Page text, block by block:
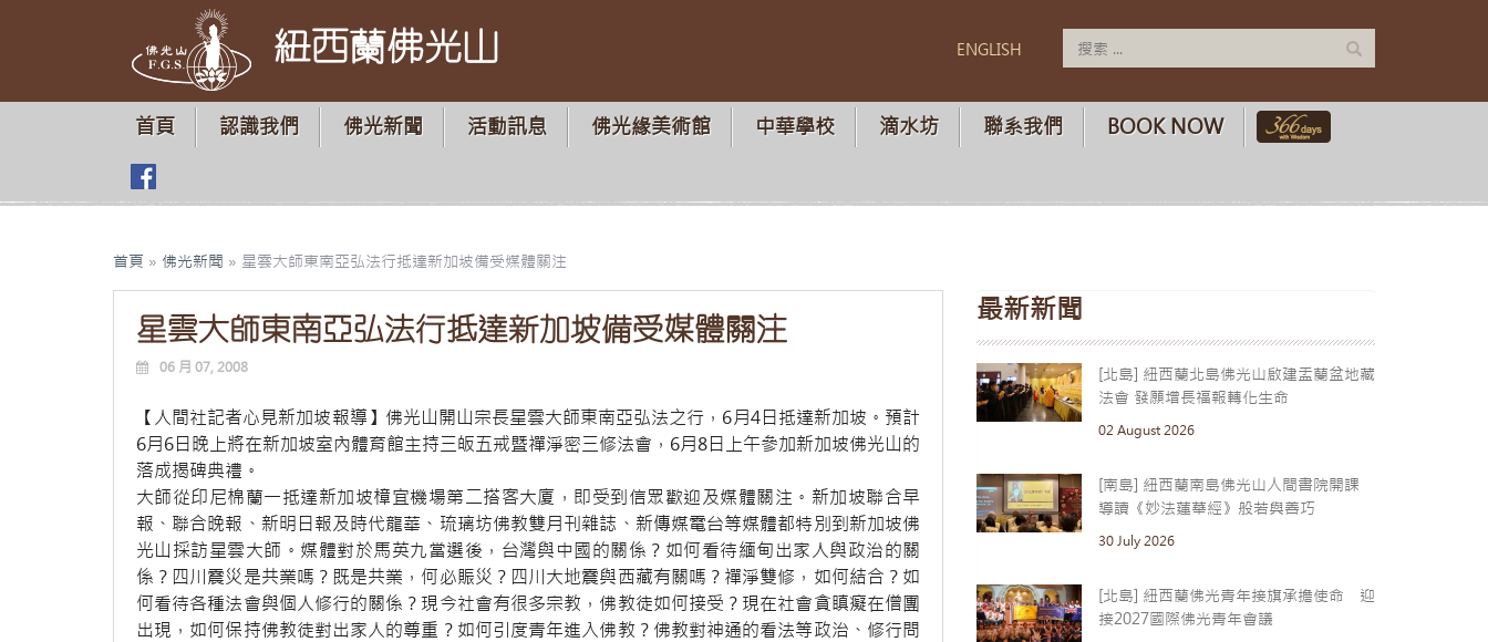
紐西蘭佛光山 ENGLISH
首頁 認識我們 佛光新聞 活動訊息 佛光緣美術館 中華學校 滴水坊 聯系我們 BOOK NOW
首頁 » 佛光新聞 » 星雲大師東南亞弘法行抵達新加坡備受媒體關注
星雲大師東南亞弘法行抵達新加坡備受媒體關注
06 月 07, 2008
【人間社記者心見新加坡報導】佛光山開山宗長星雲大師東南亞弘法之行，6月4日抵達新加坡。預計
6月6日晚上將在新加坡室內體育館主持三皈五戒暨禪淨密三修法會，6月8日上午參加新加坡佛光山的
落成揭碑典禮。
大師從印尼棉蘭一抵達新加坡樟宜機場第二搭客大廈，即受到信眾歡迎及媒體關注。新加坡聯合早
報、聯合晚報、新明日報及時代龍華、琉璃坊佛教雙月刊雜誌、新傳媒電台等媒體都特別到新加坡佛
光山採訪星雲大師。媒體對於馬英九當選後，台灣與中國的關係？如何看待緬甸出家人與政治的關
係？四川震災是共業嗎？既是共業，何必賑災？四川大地震與西藏有關嗎？禪淨雙修，如何結合？如
何看待各種法會與個人修行的關係？現今社會有很多宗教，佛教徒如何接受？現在社會貪瞋癡在僧團
出現，如何保持佛教徒對出家人的尊重？如何引度青年進入佛教？佛教對神通的看法等政治、修行問
最新新聞
[北島] 紐西蘭北島佛光山啟建盂蘭盆地藏
法會 發願增長福報轉化生命
02 August 2026
[南島] 紐西蘭南島佛光山人間書院開課
導讀《妙法蓮華經》般若與善巧
30 July 2026
[北島] 紐西蘭佛光青年接旗承擔使命 迎
接2027國際佛光青年會議